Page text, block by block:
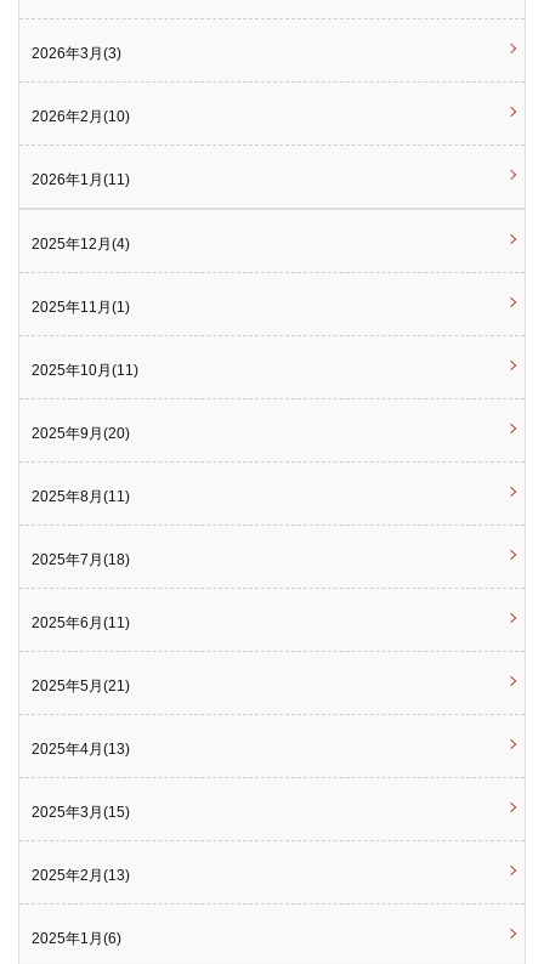
2026年3月(3)
2026年2月(10)
2026年1月(11)
2025年12月(4)
2025年11月(1)
2025年10月(11)
2025年9月(20)
2025年8月(11)
2025年7月(18)
2025年6月(11)
2025年5月(21)
2025年4月(13)
2025年3月(15)
2025年2月(13)
2025年1月(6)